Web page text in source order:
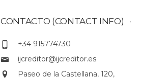
CONTACTO (CONTACT INFO)
+34 915774730
ijcreditor@ijcreditor.es
Paseo de la Castellana, 120,